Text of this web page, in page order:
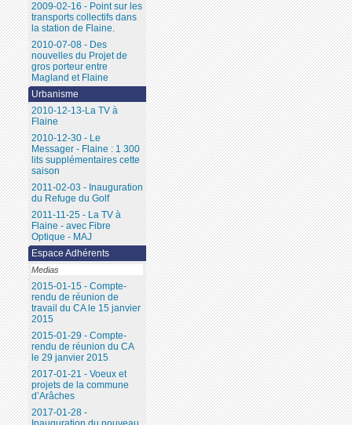
2009-02-16 - Point sur les
transports collectifs dans
la station de Flaine.
2010-07-08 - Des
nouvelles du Projet de
gros porteur entre
Magland et Flaine
Urbanisme
2010-12-13-La TV à
Flaine
2010-12-30 - Le
Messager - Flaine : 1 300
lits supplémentaires cette
saison
2011-02-03 - Inauguration
du Refuge du Golf
2011-11-25 - La TV à
Flaine - avec Fibre
Optique - MAJ
Espace Adhérents
Medias
2015-01-15 - Compte-
rendu de réunion de
travail du CA le 15 janvier
2015
2015-01-29 - Compte-
rendu de réunion du CA
le 29 janvier 2015
2017-01-21 - Voeux et
projets de la commune
d’Arâches
2017-01-28 -